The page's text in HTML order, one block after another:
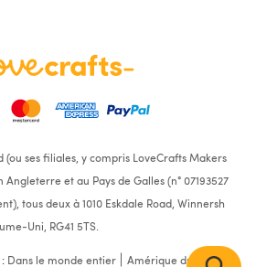
ses filiales, y compris LoveCrafts Makers
et au Pays de Galles (n° 07193527
tous deux à 1010 Eskdale Road, Winnersh
Uni, RG41 5TS.
Dans le monde entier Amérique du Nord